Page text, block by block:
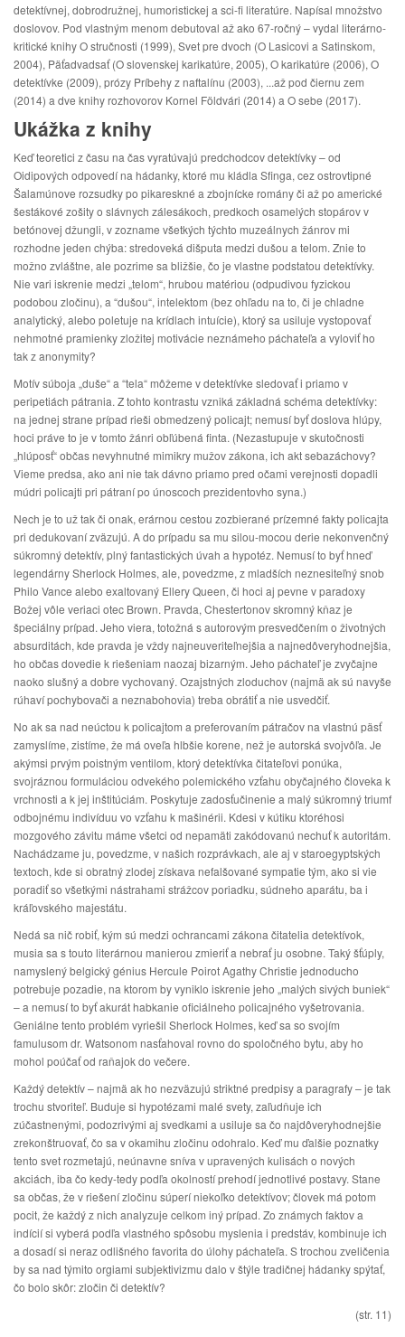
detektívnej, dobrodružnej, humoristickej a sci-fi literatúre. Napísal množstvo
doslovov. Pod vlastným menom debutoval až ako 67-ročný – vydal literárno-
kritické knihy O stručnosti (1999), Svet pre dvoch (O Lasicovi a Satinskom,
2004), Päťadvadsať (O slovenskej karikatúre, 2005), O karikatúre (2006), O
detektívke (2009), prózy Príbehy z naftalínu (2003), ...až pod čiernu zem
(2014) a dve knihy rozhovorov Kornel Földvári (2014) a O sebe (2017).
Ukážka z knihy
Keď teoretici z času na čas vyratúvajú predchodcov detektívky – od
Oidipových odpovedí na hádanky, ktoré mu kládla Sfinga, cez ostrovtipné
Šalamúnove rozsudky po pikareskné a zbojnícke romány či až po americké
šestákové zošity o slávnych zálesákoch, predkoch osamelých stopárov v
betónovej džungli, v zozname všetkých týchto muzeálnych žánrov mi
rozhodne jeden chýba: stredoveká dišputa medzi dušou a telom. Znie to
možno zvláštne, ale pozrime sa bližšie, čo je vlastne podstatou detektívky.
Nie vari iskrenie medzi „telom“, hrubou matériou (odpudivou fyzickou
podobou zločinu), a “dušou“, intelektom (bez ohľadu na to, či je chladne
analytický, alebo poletuje na krídlach intuície), ktorý sa usiluje vystopovať
nehmotné pramienky zložitej motivácie neznámeho páchateľa a vyloviť ho
tak z anonymity?
Motív súboja „duše“ a “tela“ môžeme v detektívke sledovať i priamo v
peripetiách pátrania. Z tohto kontrastu vzniká základná schéma detektívky:
na jednej strane prípad rieši obmedzený policajt; nemusí byť doslova hlúpy,
hoci práve to je v tomto žánri obľúbená finta. (Nezastupuje v skutočnosti
„hlúposť“ občas nevyhnutné mimikry mužov zákona, ich akt sebazáchovy?
Vieme predsa, ako ani nie tak dávno priamo pred očami verejnosti dopadli
múdri policajti pri pátraní po únoscoch prezidentovho syna.)
Nech je to už tak či onak, erárnou cestou zozbierané prízemné fakty policajta
pri dedukovaní zväzujú. A do prípadu sa mu silou-mocou derie nekonvenčný
súkromný detektív, plný fantastických úvah a hypotéz. Nemusí to byť hneď
legendárny Sherlock Holmes, ale, povedzme, z mladších neznesiteľný snob
Philo Vance alebo exaltovaný Ellery Queen, či hoci aj pevne v paradoxy
Božej vôle veriaci otec Brown. Pravda, Chestertonov skromný kňaz je
špeciálny prípad. Jeho viera, totožná s autorovým presvedčením o životných
absurditách, kde pravda je vždy najneuveriteľnejšia a najnedôveryhodnejšia,
ho občas dovedie k riešeniam naozaj bizarným. Jeho páchateľ je zvyčajne
naoko slušný a dobre vychovaný. Ozajstných zloduchov (najmä ak sú navyše
rúhaví pochybovači a neznabohovia) treba obrátiť a nie usvedčiť.
No ak sa nad neúctou k policajtom a preferovaním pátračov na vlastnú päsť
zamyslíme, zistíme, že má oveľa hlbšie korene, než je autorská svojvôľa. Je
akýmsi prvým poistným ventilom, ktorý detektívka čitateľovi ponúka,
svojráznou formuláciou odvekého polemického vzťahu obyčajného človeka k
vrchnosti a k jej inštitúciám. Poskytuje zadosťučinenie a malý súkromný triumf
odbojnému indivíduu vo vzťahu k mašinérii. Kdesi v kútiku ktoréhosi
mozgového závitu máme všetci od nepamäti zakódovanú nechuť k autoritám.
Nachádzame ju, povedzme, v našich rozprávkach, ale aj v staroegyptských
textoch, kde si obratný zlodej získava nefalšované sympatie tým, ako si vie
poradiť so všetkými nástrahami strážcov poriadku, súdneho aparátu, ba i
kráľovského majestátu.
Nedá sa nič robiť, kým sú medzi ochrancami zákona čitatelia detektívok,
musia sa s touto literárnou manierou zmieriť a nebrať ju osobne. Taký šťúply,
namyslený belgický génius Hercule Poirot Agathy Christie jednoducho
potrebuje pozadie, na ktorom by vyniklo iskrenie jeho „malých sivých buniek“
– a nemusí to byť akurát habkanie oficiálneho policajného vyšetrovania.
Geniálne tento problém vyriešil Sherlock Holmes, keď sa so svojím
famulusom dr. Watsonom nasťahoval rovno do spoločného bytu, aby ho
mohol poúčať od raňajok do večere.
Každý detektív – najmä ak ho nezväzujú striktné predpisy a paragrafy – je tak
trochu stvoriteľ. Buduje si hypotézami malé svety, zaľudňuje ich
zúčastnenými, podozrivými aj svedkami a usiluje sa čo najdôveryhodnejšie
zrekonštruovať, čo sa v okamihu zločinu odohralo. Keď mu ďalšie poznatky
tento svet rozmetajú, neúnavne sníva v upravených kulisách o nových
akciách, iba čo kedy-tedy podľa okolností prehodí jednotlivé postavy. Stane
sa občas, že v riešení zločinu súperí niekoľko detektívov; človek má potom
pocit, že každý z nich analyzuje celkom iný prípad. Zo známych faktov a
indícií si vyberá podľa vlastného spôsobu myslenia i predstáv, kombinuje ich
a dosadí si neraz odlišného favorita do úlohy páchateľa. S trochou zveličenia
by sa nad týmito orgiami subjektivizmu dalo v štýle tradičnej hádanky spýtať,
čo bolo skôr: zločin či detektív?
(str. 11)